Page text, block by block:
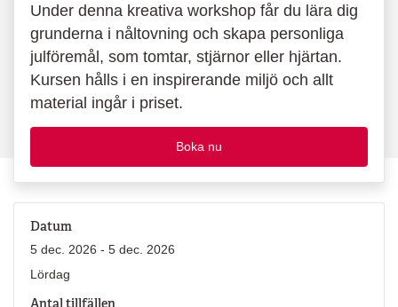
Under denna kreativa workshop får du lära dig
grunderna i nåltovning och skapa personliga
julföremål, som tomtar, stjärnor eller hjärtan.
Kursen hålls i en inspirerande miljö och allt
material ingår i priset.
Boka nu
Datum
5 dec. 2026 - 5 dec. 2026
Lördag
Antal tillfällen